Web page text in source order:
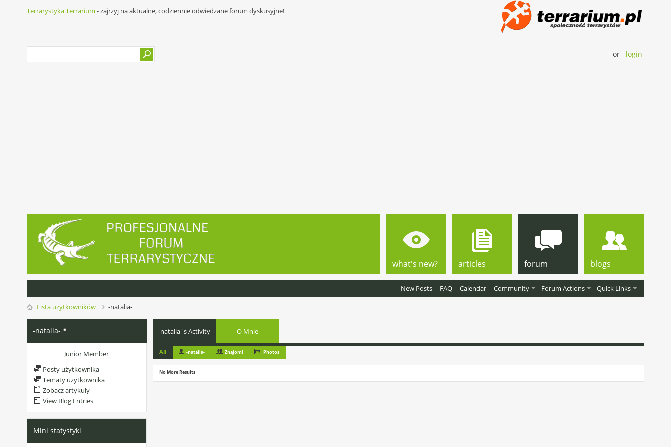
Terrarystyka Terrarium - zajrzyj na aktualne, codziennie odwiedzane forum dyskusyjne!
or login
what's new? articles forum
New Posts FAQ Calendar Community Forum Actions Quick Links
blogs
Lista użytkowników -natalia-
-natalia-
Junior Member
Posty użytkownika
Tematy użytkownika
Zobacz artykuły
View Blog Entries
Mini statystyki
-natalia-'s Activity O Mnie
All -natalia- Znajomi Photos
No More Results